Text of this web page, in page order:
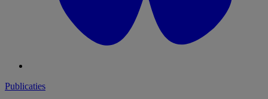
Publicaties